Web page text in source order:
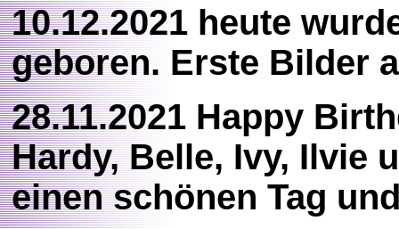
10.12.2021 heute
geboren. Erste Bilder
28.11.2021 Happy
Hardy, Belle, Ivy, Ilvie
einen schönen Tag